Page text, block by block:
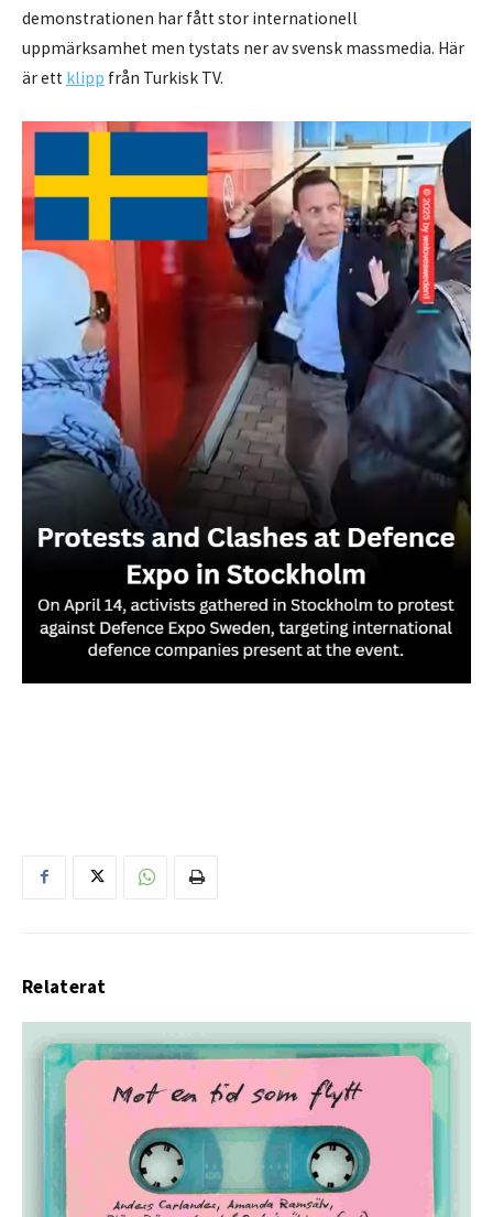
demonstrationen har fått stor internationell
uppmärksamhet men tystats ner av svensk massmedia. Här
är ett klipp från Turkisk TV.
Relaterat